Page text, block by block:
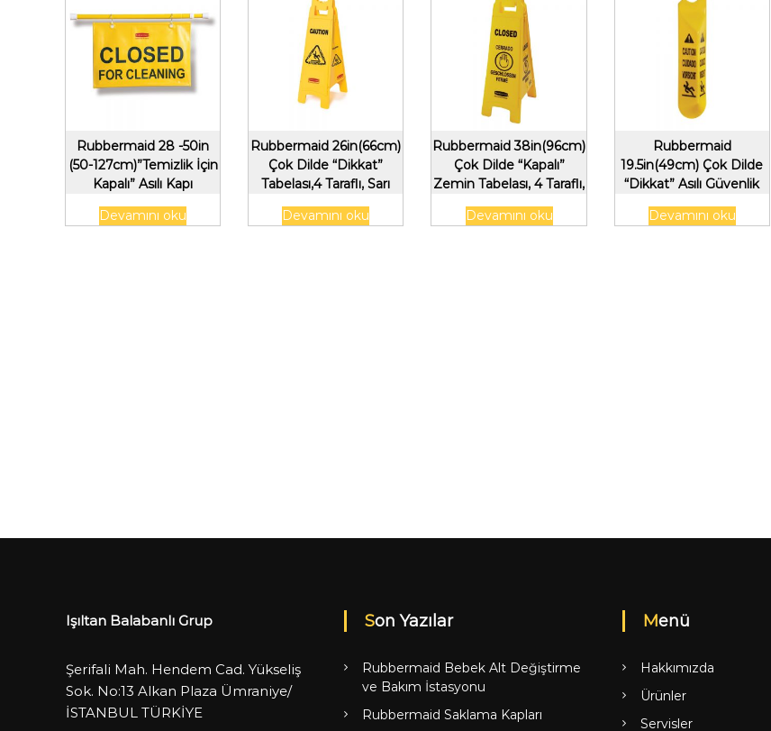
Rubbermaid 28 -50in
(50-127cm)”Temizlik İçin
Kapalı” Asılı Kapı
Güvenlik Tabelası, Sarı
Devamını oku
Rubbermaid 26in(66cm)
Çok Dilde “Dikkat”
Tabelası,4 Taraflı, Sarı
Devamını oku
Rubbermaid 38in(96cm)
Çok Dilde “Kapalı”
Zemin Tabelası, 4 Taraflı,
Sarı
Devamını oku
Rubbermaid
19.5in(49cm) Çok Dilde
“Dikkat” Asılı Güvenlik
Tabelası,Sarı
Devamını oku
Işıltan Balabanlı Grup
Şerifali Mah. Hendem Cad. Yükseliş
Sok. No:13 Alkan Plaza Ümraniye/
İSTANBUL TÜRKİYE
Son Yazılar
Rubbermaid Bebek Alt Değiştirme
ve Bakım İstasyonu
Rubbermaid Saklama Kapları
Menü
Hakkımızda
Ürünler
Servisler